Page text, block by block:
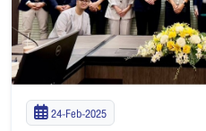
24-Feb-2025